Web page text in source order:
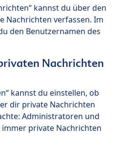
kannst du über den
Nachrichten verfassen. Im
den Benutzernamen des
Nachrichten
kannst du einstellen, ob
dir private Nachrichten
Administratoren und
private Nachrichten